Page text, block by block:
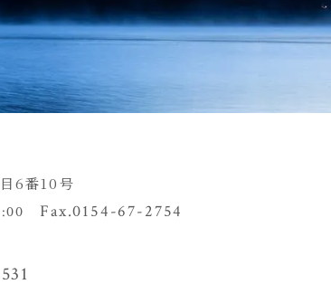
6番10号
Fax.0154-67-2754